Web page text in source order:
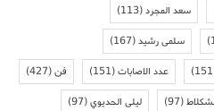
سعد المجرد(113)
سلمى رشيد(167)
عدد الاصابات(151) فن(427)
(97) ليلى الحديوي(97)